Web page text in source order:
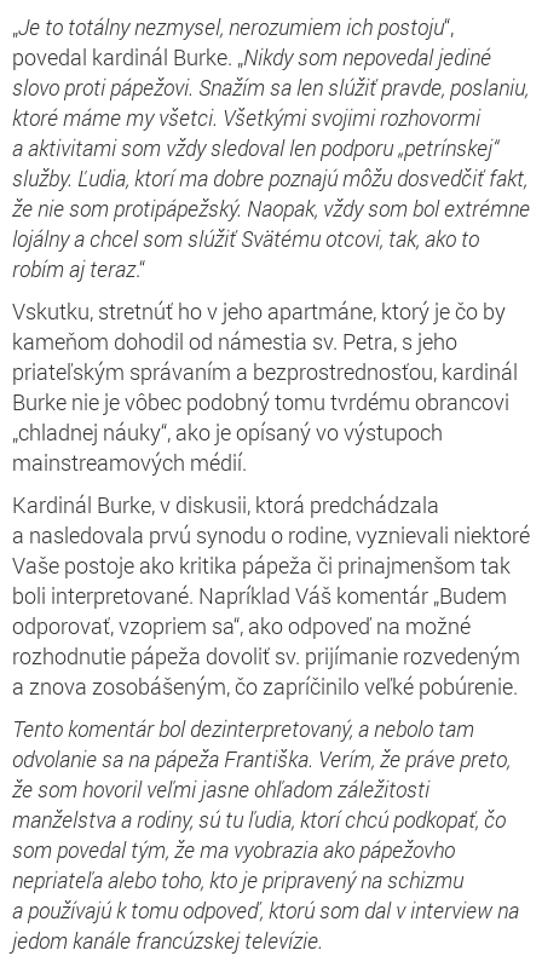
„Je to totálny nezmysel, nerozumiem ich postoju“,
povedal kardinál Burke. „Nikdy som nepovedal jediné
slovo proti pápežovi. Snažím sa len slúžiť pravde, poslaniu,
ktoré máme my všetci. Všetkými svojimi rozhovormi
a aktivitami som vždy sledoval len podporu „petrínskej“
služby. Ľudia, ktorí ma dobre poznajú môžu dosvedčiť fakt,
že nie som protipápežský. Naopak, vždy som bol extrémne
lojálny a chcel som slúžiť Svätému otcovi, tak, ako to
robím aj teraz.“
Vskutku, stretnúť ho v jeho apartmáne, ktorý je čo by
kameňom dohodil od námestia sv. Petra, s jeho
priateľským správaním a bezprostrednosťou, kardinál
Burke nie je vôbec podobný tomu tvrdému obrancovi
„chladnej náuky“, ako je opísaný vo výstupoch
mainstreamových médií.
Kardinál Burke, v diskusii, ktorá predchádzala
a nasledovala prvú synodu o rodine, vyznievali niektoré
Vaše postoje ako kritika pápeža či prinajmenšom tak
boli interpretované. Napríklad Váš komentár „Budem
odporovať, vzopriem sa“, ako odpoveď na možné
rozhodnutie pápeža dovoliť sv. prijímanie rozvedeným
a znova zosobášeným, čo zapríčinilo veľké pobúrenie.
Tento komentár bol dezinterpretovaný, a nebolo tam
odvolanie sa na pápeža Františka. Verím, že práve preto,
že som hovoril veľmi jasne ohľadom záležitosti
manželstva a rodiny, sú tu ľudia, ktorí chcú podkopať, čo
som povedal tým, že ma vyobrazia ako pápežovho
nepriateľa alebo toho, kto je pripravený na schizmu
a používajú k tomu odpoveď, ktorú som dal v interview na
jedom kanále francúzskej televízie.